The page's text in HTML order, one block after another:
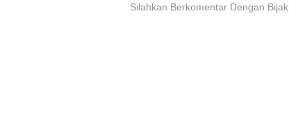
Silahkan Berkomentar Dengan Bijak